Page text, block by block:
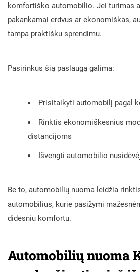
komfortiško automobilio. Jei turimas
pakankamai erdvus ar ekonomiškas,
tampa praktišku sprendimu.
Pasirinkus šią paslaugą galima:
Prisitaikyti automobilį pagal
Rinktis ekonomiškesnius
distancijoms
Išvengti automobilio
Be to, automobilių nuoma leidžia
automobilius, kurie pasižymi
didesniu komfortu.
Automobilių nuoma